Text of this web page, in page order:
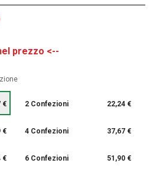
€ 2 Confezioni 22,24 €
€ 4 Confezioni 37,67 €
€ 6 Confezioni 51,90 €